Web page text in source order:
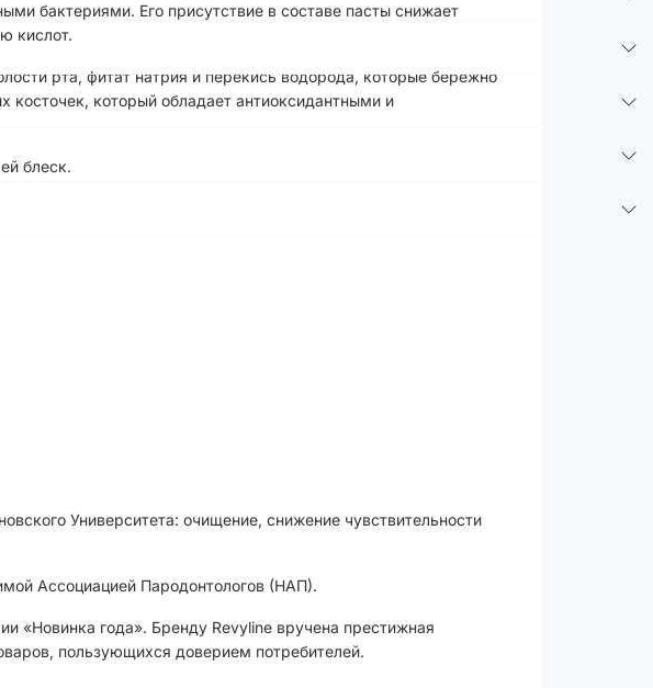
бактериями. Его присутствие в составе пасты снижает
кислот.
рта, фитат натрия и перекись водорода, которые бережно
который обладает антиоксидантными и
блеск.
Университета: очищение, снижение чувствительности
Ассоциацией Пародонтологов (НАП).
«Новинка года». Бренду Revyline вручена престижная
пользующихся доверием потребителей.